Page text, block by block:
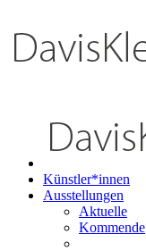
Künstler*innen
Ausstellungen
Aktuelle
Kommende